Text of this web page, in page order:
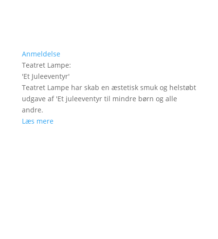
Anmeldelse
Teatret Lampe:
'Et Juleeventyr'
Teatret Lampe har skab en æstetisk smuk og helstøbt
udgave af 'Et juleeventyr til mindre børn og alle
andre.
Læs mere